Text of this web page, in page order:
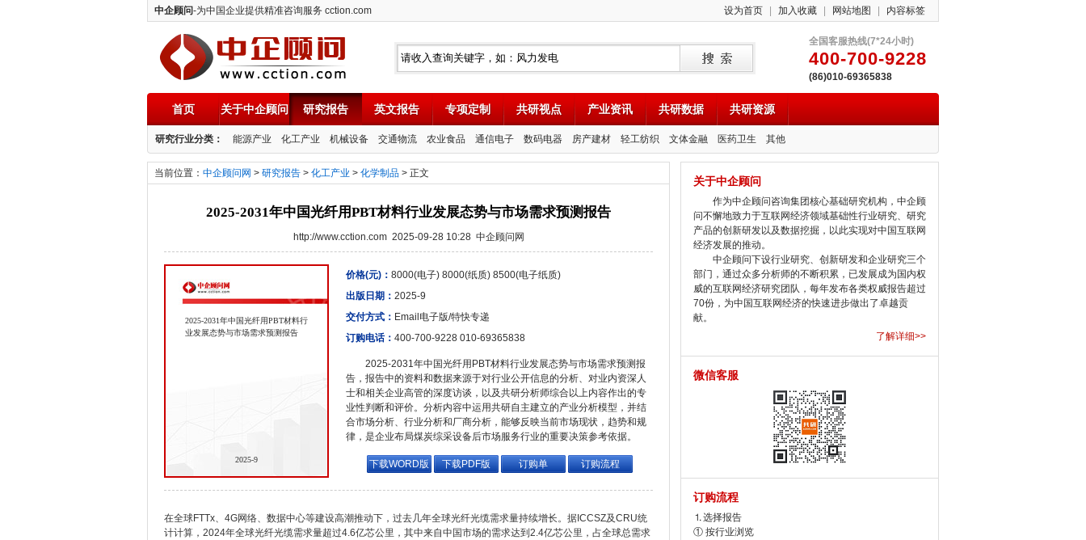
中企顾问-为中国企业提供精准咨询服务 cction.com 设为首页 加入收藏 网站地图 内容标签
中企顾问
全国客服热线(7*24小时)
400-700-9228
(86)010-69365838
首页 关于中企顾问 研究报告 英文报告 专项定制 共研视点 产业资讯 共研数据 共研资源
研究行业分类： 能源产业 化工产业 机械设备 交通物流 农业食品 通信电子 数码电器 房产建材 轻工纺织 文体金融 医药卫生 其他
当前位置： 中企顾问网 > 研究报告 > 化工产业 > 化学制品 > 正文
2025-2031年中国光纤用PBT材料行业发展态势与市场需求预测报告
http://www.cction.com 2025-09-28 10:28 中企顾问网
2025-2031年中国光纤用PBT材料行
业发展态势与市场需求预测报告
2025-9
价格(元)： 8000(电子) 8000(纸质) 8500(电子纸质)
出版日期： 2025-9
交付方式： Email电子版/特快专递
订购电话： 400-700-9228 010-69365838
2025-2031年中国光纤用PBT材料行业发展态势与市场需求预测报
告，报告中的资料和数据来源于对行业公开信息的分析、对业内资深人
士和相关企业高管的深度访谈，以及共研分析师综合以上内容作出的专
业性判断和评价。分析内容中运用共研自主建立的产业分析模型，并结
合市场分析、行业分析和厂商分析，能够反映当前市场现状，趋势和规
律，是企业布局煤炭综采设备后市场服务行业的重要决策参考依据。
下载WORD版 下载PDF版 订购单 订购流程
在全球FTTx、4G网络、数据中心等建设高潮推动下，过去几年全球光纤光缆需求量持续增长。据ICCSZ及CRU统
计计算，2024年全球光纤光缆需求量超过4.6亿芯公里，其中来自中国市场的需求达到2.4亿芯公里，占全球总需求
关于中企顾问
作为中企顾问咨询集团核心基础研究机构，中企顾
问不懈地致力于互联网经济领域基础性行业研究、研究
产品的创新研发以及数据挖掘，以此实现对中国互联网
经济发展的推动。
中企顾问下设行业研究、创新研发和企业研究三个
部门，通过众多分析师的不断积累，已发展成为国内权
威的互联网经济研究团队，每年发布各类权威报告超过
70份，为中国互联网经济的快速进步做出了卓越贡
献。
了解详细>>
微信客服
订购流程
⒈选择报告
① 按行业浏览